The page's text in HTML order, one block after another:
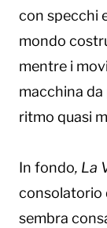
con specchi
mondo
mentre i
macchina
ritmo quasi
In fondo, La
consolatorio
sembra